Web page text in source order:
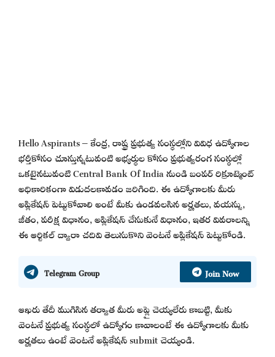
Hello Aspirants – కేంద్ర, రాష్ట్ర ప్రభుత్వ సంస్థల్లోని వివిధ ఉద్యోగాల
భర్తీకోసం చూస్తున్నటువంటి అభ్యర్థుల కోసం ప్రభుత్వరంగ సంస్థల్లో
ఒకటైనటువంటి Central Bank Of India నుండి బంపర్ రిక్రూట్మెంట్
అధికారికంగా విడుదలకావడం జరిగింది. ఈ ఉద్యోగాలకు మీరు
అప్లికేషన్ పెట్టుకోవాలి అంటే మీకు ఉండవలసిన అర్హతలు, వయస్సు,
జీతం, పరీక్ష విధానం, అప్లికేషన్ చేసుకునే విధానం, ఇతర వివరాలన్ని
ఈ ఆర్టికల్ ద్వారా చదివి తెలుసుకొని వెంటనే అప్లికేషన్ పెట్టుకోండి.
Telegram Group Join Now
ఆఖరు తేదీ ముగిసిన తర్వాత మీరు అప్లై చెయ్యలేరు కాబట్టి, మీకు
వెంటనే ప్రభుత్వ సంస్థలో ఉద్యోగం కావాలంటే ఈ ఉద్యోగాలకు మీకు
అర్హతలు ఉంటే వెంటనే అప్లికేషన్ submit చెయ్యండి.